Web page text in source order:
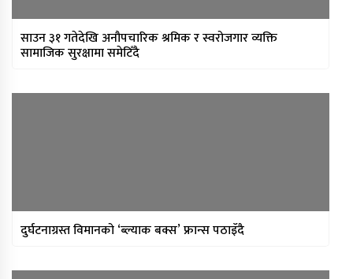
साउन ३१ गतेदेखि अनौपचारिक श्रमिक र स्वरोजगार व्यक्ति
सामाजिक सुरक्षामा समेटिँदै
दुर्घटनाग्रस्त विमानको ‘ब्ल्याक बक्स’ फ्रान्स पठाइँदै